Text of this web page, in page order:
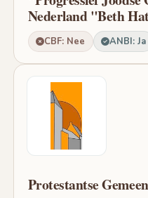
Nederland "Beth
CBF: Nee ANBI: Ja
Protestantse